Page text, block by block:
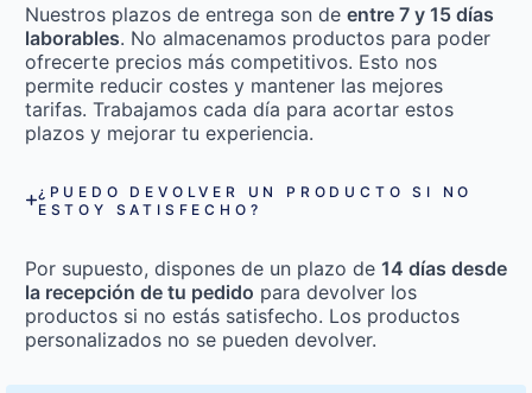
Nuestros plazos de entrega son de entre 7 y 15 días
laborables. No almacenamos productos para poder
ofrecerte precios más competitivos. Esto nos
permite reducir costes y mantener las mejores
tarifas. Trabajamos cada día para acortar estos
plazos y mejorar tu experiencia.
¿PUEDO DEVOLVER UN PRODUCTO SI NO
ESTOY SATISFECHO?
Por supuesto, dispones de un plazo de 14 días desde
la recepción de tu pedido para devolver los
productos si no estás satisfecho. Los productos
personalizados no se pueden devolver.